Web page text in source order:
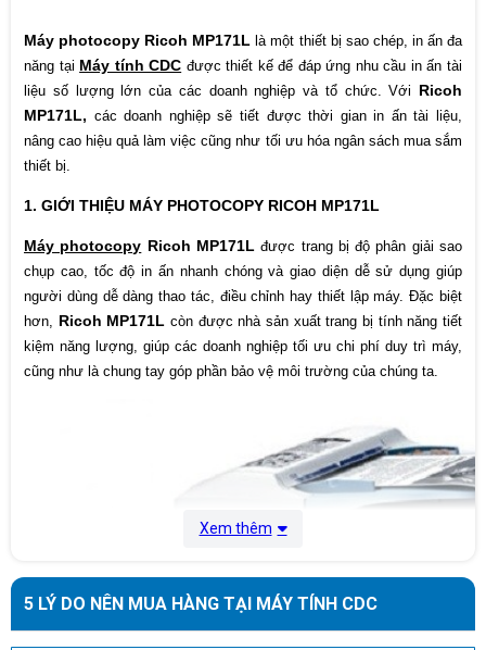
Dùng mực
Mô tả khác
Quét tia Laser Quét ảnh 1 lần, sao chụp
nhiều lần; Chụp nhân bản: 99tờ;Chia bộ
điện tử: Xếp chồng; Bộ nhớ tiêu chuẩn:
16MB; Bộ nhớ in 48Mb.
Bảo hành chi
tiết
chụp tùy theo điều kiện nào đến trước
Máy photocopy Ricoh MP171Llà một thiết bị sao chép, in ấn đa
năng tại Máy tính CDC được thiết kế để đáp ứng nhu cầu in ấn tài
liệu số lượng lớn của các doanh nghiệp và tổ chức. Với Ricoh
MP171L, các doanh nghiệp sẽ tiết được thời gian in ấn tài liệu,
nâng cao hiệu quả làm việc cũng như tối ưu hóa ngân sách mua sắm
thiết bị.
1. GIỚI THIỆU MÁY PHOTOCOPY RICOH MP171L
Máy photocopy Ricoh MP171L được trang bị độ phân giải sao
chụp cao, tốc độ in ấn nhanh chóng và giao diện dễ sử dụng giúp
người dùng dễ dàng thao tác, điều chỉnh hay thiết lập máy. Đặc biệt
hơn, Ricoh MP171Lcòn được nhà sản xuất trang bị tính năng tiết
kiệm năng lượng, giúp các doanh nghiệp tối ưu chi phí duy trì máy,
cũng như là chung tay góp phần bảo vệ môi trường của chúng ta.
Xem thêm
5 LÝ DO NÊN MUA HÀNG TẠI MÁY TÍNH CDC